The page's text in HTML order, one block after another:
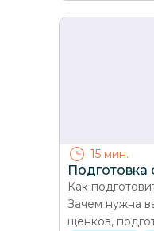
15 мин.
Подготовка
Как
Зачем нужна
щенков,